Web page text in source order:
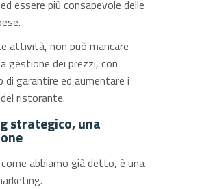
essere più consapevole delle
attività, non può mancare
gestione dei prezzi, con
di garantire ed aumentare i
ristorante.
strategico, una
abbiamo già detto, è una